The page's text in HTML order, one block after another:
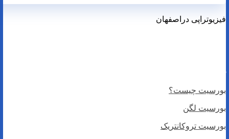
فیزیوتراپی دراصفهان
بورسیت چیست؟
بورسیت لگن
بورسیت تروکانتریک